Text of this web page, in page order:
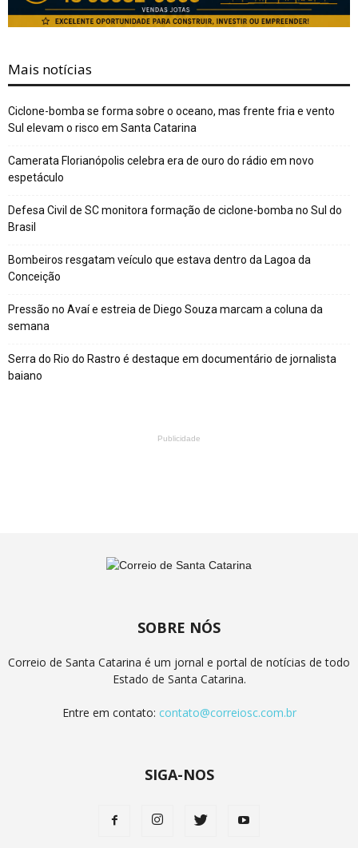
Mais notícias
Ciclone-bomba se forma sobre o oceano, mas frente fria e vento
Sul elevam o risco em Santa Catarina
Camerata Florianópolis celebra era de ouro do rádio em novo
espetáculo
Defesa Civil de SC monitora formação de ciclone-bomba no Sul do
Brasil
Bombeiros resgatam veículo que estava dentro da Lagoa da
Conceição
Pressão no Avaí e estreia de Diego Souza marcam a coluna da
semana
Serra do Rio do Rastro é destaque em documentário de jornalista
baiano
Publicidade
SOBRE NÓS
Correio de Santa Catarina é um jornal e portal de notícias de todo
Estado de Santa Catarina.
Entre em contato: contato@correiosc.com.br
SIGA-NOS